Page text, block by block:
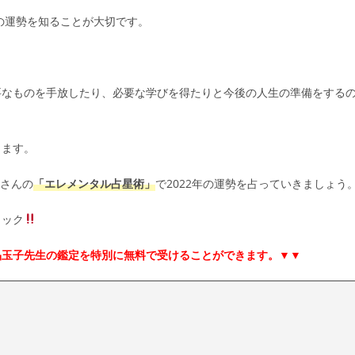
勢を知ることが大切です。
ものを手放したり、必要な学びを得たりと今後の人生の準備をする
す。
んの「エレメンタル占星術」で2022年の運勢を占っていきましょう
ク
子先生の鑑定を特別に無料で受けることができます。▼▼